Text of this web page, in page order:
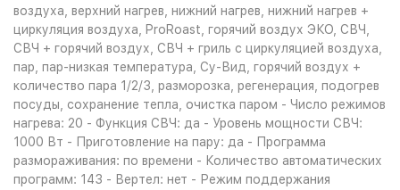
воздуха, верхний нагрев, нижний нагрев, нижний нагрев +
циркуляция воздуха, ProRoast, горячий воздух ЭКО, СВЧ,
СВЧ + горячий воздух, СВЧ + гриль с циркуляцией воздуха,
пар, пар-низкая температура, Су-Вид, горячий воздух +
количество пара 1/2/3, разморозка, регенерация, подогрев
посуды, сохранение тепла, очистка паром - Число режимов
нагрева: 20 - Функция СВЧ: да - Уровень мощности СВЧ:
1000 Вт - Приготовление на пару: да - Программа
размораживания: по времени - Количество автоматических
программ: 143 - Вертел: нет - Режим поддержания